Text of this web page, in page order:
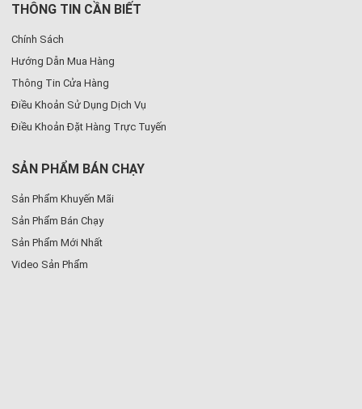
THÔNG TIN CẦN BIẾT
Chính Sách
Hướng Dẫn Mua Hàng
Thông Tin Cửa Hàng
Điều Khoản Sử Dụng Dịch Vụ
Điều Khoản Đặt Hàng Trực Tuyến
SẢN PHẨM BÁN CHẠY
Sản Phẩm Khuyến Mãi
Sản Phẩm Bán Chạy
Sản Phẩm Mới Nhất
Video Sản Phẩm